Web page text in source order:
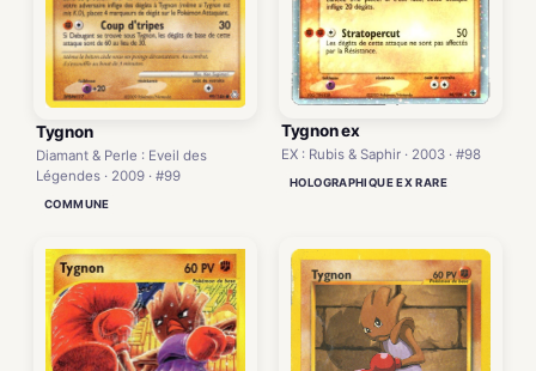
Tygnon
Diamant & Perle : Eveil des
Légendes · 2009 · #99
COMMUNE
Tygnon ex
EX : Rubis & Saphir · 2003 · #98
HOLOGRAPHIQUE EX RARE